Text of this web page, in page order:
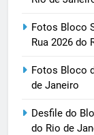
Fotos Bloco
Rua 2026 do
Fotos Bloco
de Janeiro
Desfile do
do Rio de